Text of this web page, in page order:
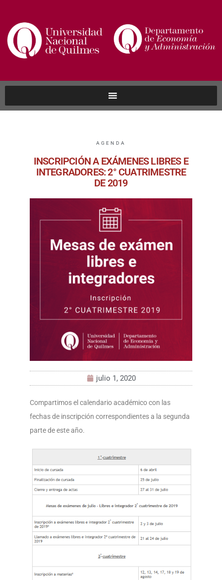
AGENDA
INSCRIPCIÓN A EXÁMENES LIBRES E
INTEGRADORES: 2° CUATRIMESTRE
DE 2019
julio 1, 2020
Compartimos el calendario académico con las
fechas de inscripción correspondientes a la segunda
parte de este año.